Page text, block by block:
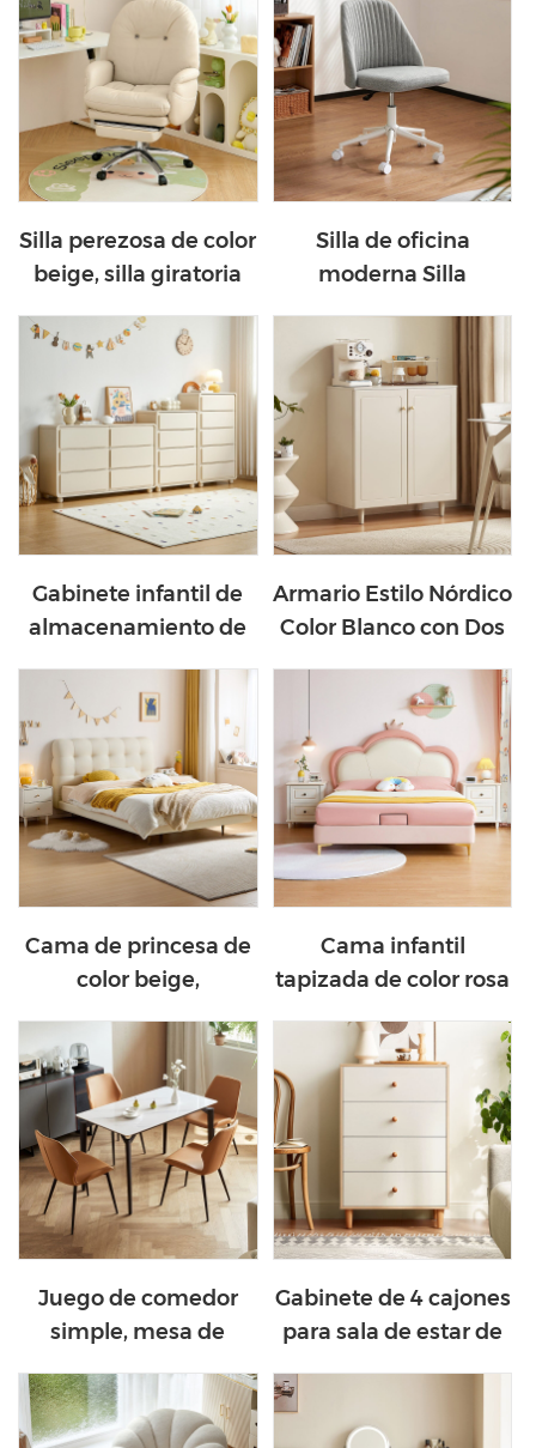
Silla perezosa de color
beige, silla giratoria
Cahir BY082-A
Silla de oficina
moderna Silla
computadora de tela
BY003-A
Gabinete infantil de
almacenamiento de
nórdico LH185E1-A
Armario Estilo Nórdico
Color Blanco con Dos
Cama de princesa de
color beige,
para niños TBC180-A
Cama infantil
tapizada de color rosa
corona TBC024-A
Juego de comedor
simple, mesa de
y silla a la venta
LH200R1-A
Gabinete de 4 cajones
para sala de estar de